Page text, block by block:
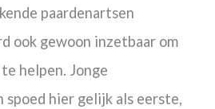
paardenartsen
ook gewoon inzetbaar om
helpen. Jonge
spoed hier gelijk als eerste,